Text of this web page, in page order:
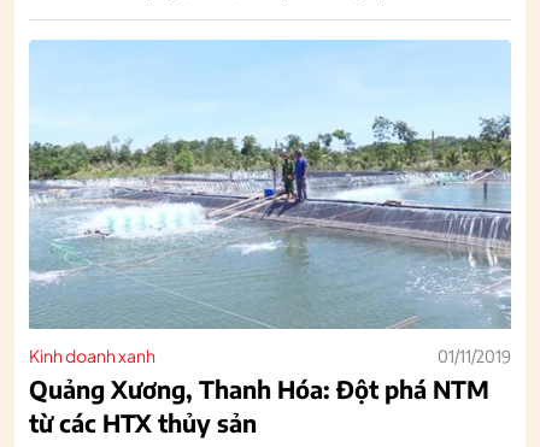
Kinh doanh xanh 01/11/2019
Quảng Xương, Thanh Hóa: Đột phá NTM
từ các HTX thủy sản